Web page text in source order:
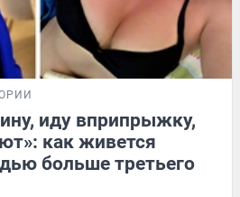
иду вприпрыжку,
как живется
больше третьего